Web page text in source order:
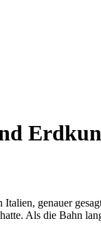
genauer
Als die Bahn